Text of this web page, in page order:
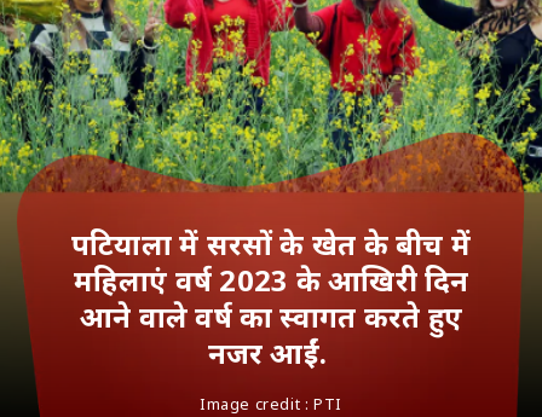
Image credit : PTI
पटियाला में सरसों के खेत के बीच में
महिलाएं वर्ष 2023 के आखिरी दिन
आने वाले वर्ष का स्वागत करते हुए
नजर आईं.